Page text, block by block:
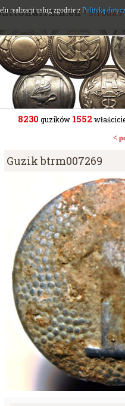
- Strona
8230 guzików 1552
<
Guzik btrm007269
realizacji usług zgodnie z Polityką